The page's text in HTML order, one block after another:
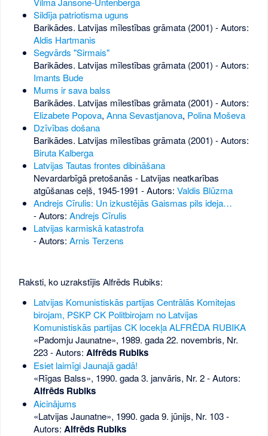
Sildīja patriotisma uguns
Barikādes. Latvijas mīlestības grāmata (2001) - Autors:
Aldis Hartmanis
Segvārds "Sirmais"
Barikādes. Latvijas mīlestības grāmata (2001) - Autors:
Imants Bude
Mums ir sava balss
Barikādes. Latvijas mīlestības grāmata (2001) - Autors:
Elizabete Popova, Anna Sevastjanova, Polina Moševa
Dzīvības došana
Barikādes. Latvijas mīlestības grāmata (2001) - Autors:
Biruta Kalberga
Latvijas Tautas frontes dibināšana
Nevardarbīgā pretošanās - Latvijas neatkarības
atgūšanas ceļš, 1945-1991 - Autors: Valdis Blūzma
Andrejs Cīrulis: Un izkustējās Gaismas pils ideja…
- Autors: Andrejs Cīrulis
Latvijas karmiskā katastrofa
- Autors: Arnis Terzens
Raksti, ko uzrakstījis Alfrēds Rubiks:
Latvijas Komunistiskās partijas Centrālās Komitejas
birojam, PSKP CK Politbirojam no Latvijas
Komunistiskās partijas CK locekļa ALFRĒDA RUBIKA
«Padomju Jaunatne», 1989. gada 22. novembris, Nr.
223- Autors: Alfrēds Rubiks
Esiet laimīgi Jaunajā gadā!
«Rīgas Balss», 1990. gada 3. janvāris, Nr. 2- Autors:
Alfrēds Rubiks
Aicinājums
«Latvijas Jaunatne», 1990. gada 9. jūnijs, Nr. 103-
Autors: Alfrēds Rubiks